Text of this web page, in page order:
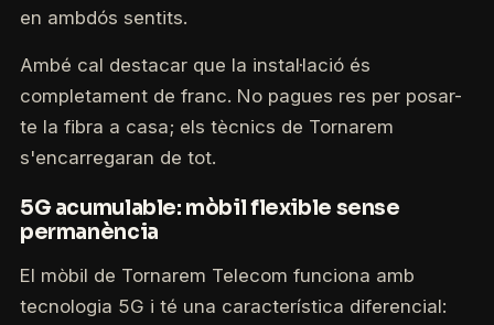
en ambdós sentits.
Ambé cal destacar que la instal·lació és
completament de franc. No pagues res per posar-
te la fibra a casa; els tècnics de Tornarem
s'encarregaran de tot.
5G acumulable: mòbil flexible sense
permanència
El mòbil de Tornarem Telecom funciona amb
tecnologia 5G i té una característica diferencial: